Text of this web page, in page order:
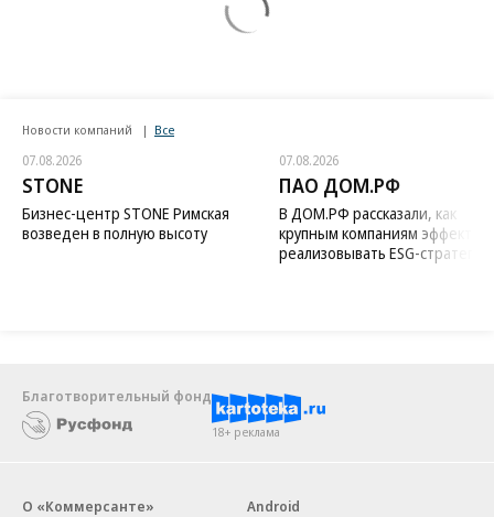
Новости компаний Все
07.08.2026
STONE
Бизнес-центр STONE Римская
возведен в полную высоту
07.08.2026
ПАО ДОМ.РФ
В ДОМ.РФ рассказали, как
крупным компаниям
реализовывать ESG-стратегию
Благотворительный фонд
18+ реклама
О «Коммерсанте»
Android